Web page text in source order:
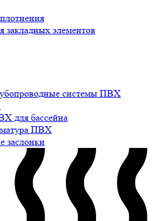
закладных элементов
системы ПВХ
для бассейна
ПВХ
заслонки